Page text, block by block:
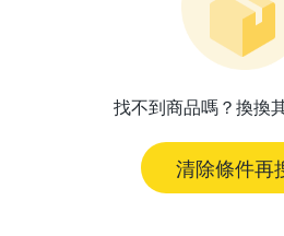
找不到商品嗎？換換
清除條件再